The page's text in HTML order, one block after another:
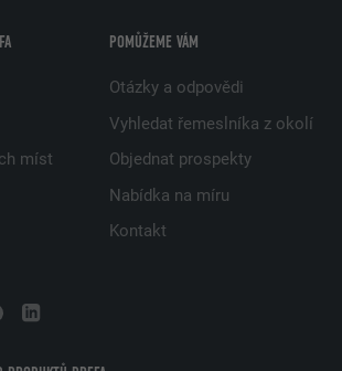
míst
POMŮŽEME VÁM
Otázky a odpovědi
Vyhledat řemeslníka z okolí
Objednat prospekty
Nabídka na míru
Kontakt